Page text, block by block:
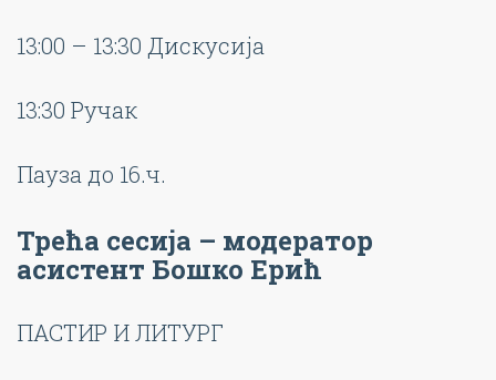
13:00 – 13:30 Дискусија
13:30 Ручак
Пауза до 16.ч.
Трећа сесија – модератор
асистент Бошко Ерић
ПАСТИР И ЛИТУРГ